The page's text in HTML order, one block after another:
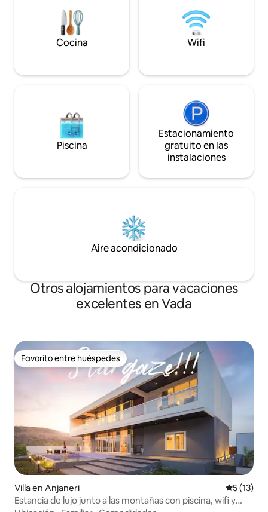
reservas de despedidas de soltero.
privado. Esta villa
perfecta de
Reserva una villa
Cocina Wifi
Piscina
Estacionamiento
gratuito en las
instalaciones
Aire acondicionado
Otros alojamientos para vacaciones
excelentes en Vada
Favorito entre huéspedes
Favorito entre huéspedes
Villa en Anjaneri
5 (13)
Estancia de lujo junto a las montañas con piscina, wifi y